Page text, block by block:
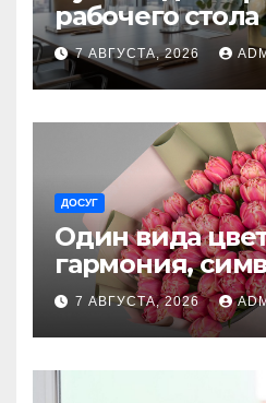
рабочего стола
7 АВГУСТА, 2026
ДОСУГ
Один вида
гармония,
секреты ухода
7 АВГУСТА, 2026